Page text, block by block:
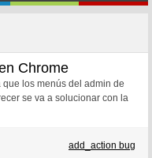
Chrome
los menús del admin de
se va a solucionar con la
add_action bug